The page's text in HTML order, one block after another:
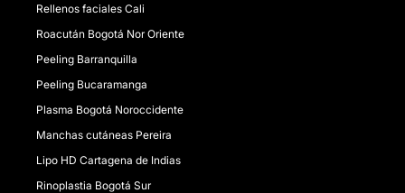
Rellenos faciales Cali
Roacután Bogotá Nor Oriente
Peeling Barranquilla
Peeling Bucaramanga
Plasma Bogotá Noroccidente
Manchas cutáneas Pereira
Lipo HD Cartagena de Indias
Rinoplastia Bogotá Sur